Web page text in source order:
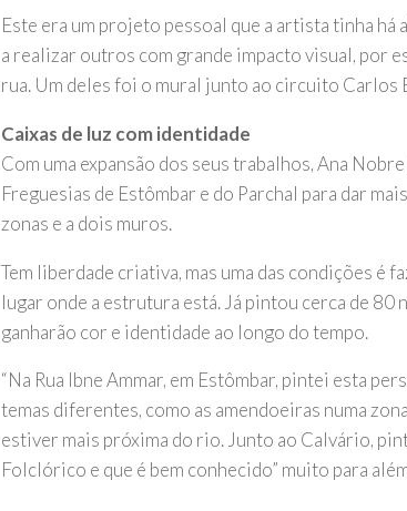
Este era um projeto pessoal que a artista tinha há
a realizar outros com grande impacto visual, por
rua. Um deles foi o mural junto ao circuito Carlos
Caixas de luz com identidade
Com uma expansão dos seus trabalhos, Ana
Freguesias de Estômbar e do Parchal para dar
zonas e a dois muros.
Tem liberdade criativa, mas uma das condições é
lugar onde a estrutura está. Já pintou cerca de 80
ganharão cor e identidade ao longo do tempo.
“Na Rua Ibne Ammar, em Estômbar, pintei esta
temas diferentes, como as amendoeiras numa
estiver mais próxima do rio. Junto ao Calvário,
Folclórico e que é bem conhecido” muito para